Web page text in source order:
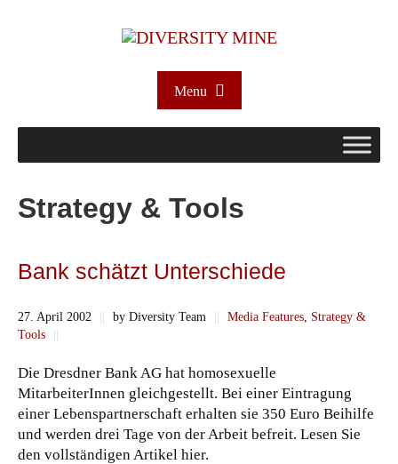
Menu
Strategy & Tools
Bank schätzt Unterschiede
27. April 2002 || by Diversity Team || Media Features Strategy &
Tools
||
Die Dresdner Bank AG hat homosexuelle
MitarbeiterInnen gleichgestellt. Bei einer Eintragung
einer Lebenspartnerschaft erhalten sie 350 Euro Beihilfe
und werden drei Tage von der Arbeit befreit. Lesen Sie
den vollständigen Artikel hier.